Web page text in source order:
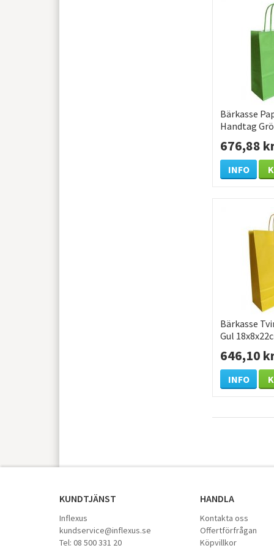
Bärkasse
Handtag
/KRT
676,88
INFO
Bärkasse
Gul
646,10
INFO
KUNDTJÄNST
Inflexus
kundservice@inflexus.se
Tel: 08 500 331 20
HANDLA
Kontakta oss
Offertförfrågan
Köpvillkor